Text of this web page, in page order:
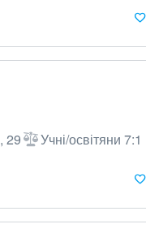
29 Учні/освітяни 7:1